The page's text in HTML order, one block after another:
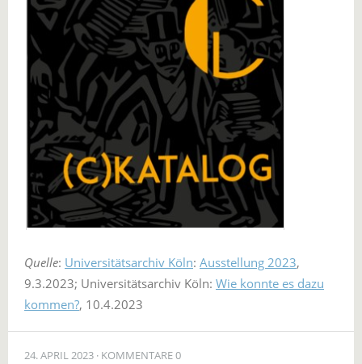
Quelle: Universitätsarchiv Köln: Ausstellung 2023,
9.3.2023; Universitätsarchiv Köln: Wie konnte es dazu
kommen?, 10.4.2023
24. APRIL 2023 KOMMENTARE 0